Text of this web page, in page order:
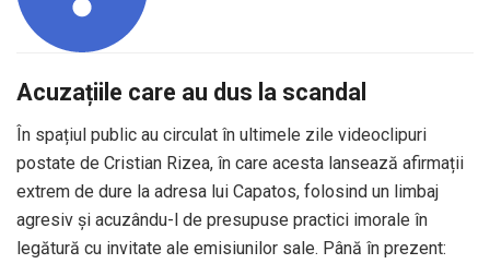
Acuzațiile care au dus la scandal
În spațiul public au circulat în ultimele zile videoclipuri
postate de Cristian Rizea, în care acesta lansează afirmații
extrem de dure la adresa lui Capatos, folosind un limbaj
agresiv și acuzându-l de presupuse practici imorale în
legătură cu invitate ale emisiunilor sale. Până în prezent: